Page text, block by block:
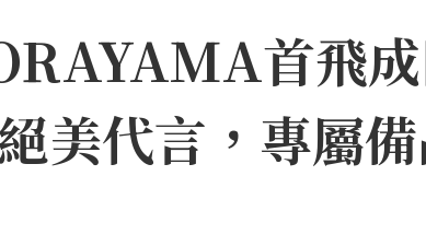
首飛
美代言，專屬